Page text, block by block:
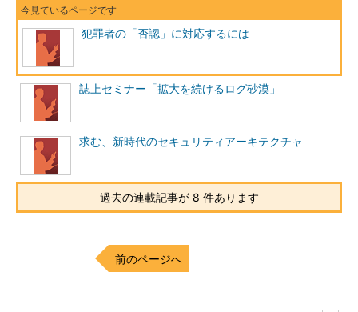
犯罪者の「否認」に対応するには
Page1
不況と犯罪
裏社会と簡単につながるインターネット
デジタル社会での「プロによる犯行」の恐
ログねつ造の可能性を考える
扱うべきか
犯罪者の「否認」に対応するには
誌上セミナー「拡大を続けるログ砂漠」
求む、新時代のセキュリティアーキテクチャ
過去の連載記事が 8 件あります
前のページへ